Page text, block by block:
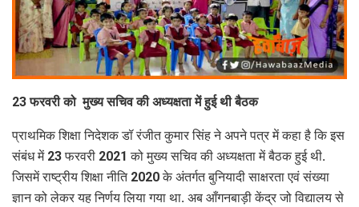
23 फरवरी को मुख्य सचिव की अध्यक्षता में हुई थी बैठक
प्राथमिक शिक्षा निदेशक डॉ रंजीत कुमार सिंह ने अपने पत्र में कहा है कि इस
संबंध में 23 फरवरी 2021 को मुख्य सचिव की अध्यक्षता में बैठक हुई थी.
जिसमें राष्ट्रीय शिक्षा नीति 2020 के अंतर्गत बुनियादी साक्षरता एवं संख्या
ज्ञान को लेकर यह निर्णय लिया गया था. अब आँगनबाड़ी केंद्र जो विद्यालय से